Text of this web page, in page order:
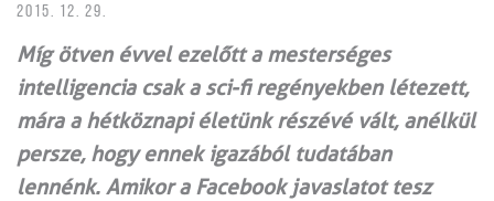
2015. 12. 29.
Míg ötven évvel ezelőtt a mesterséges
intelligencia csak a sci-fi regényekben létezett,
mára a hétköznapi életünk részévé vált, anélkül
persze, hogy ennek igazából tudatában
lennénk. Amikor a Facebook javaslatot tesz